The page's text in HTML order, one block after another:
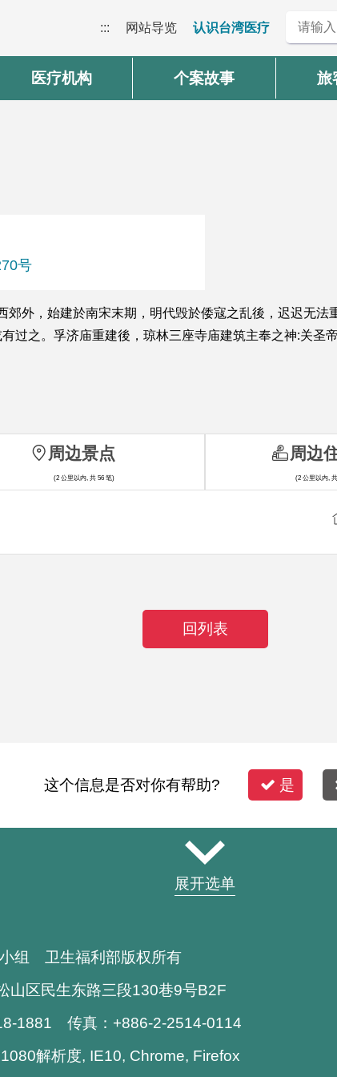
::: 网站导览 认识台湾医疗
医疗机构 个案故事 旅
号
郊外，始建於南宋末期，明代毁於倭寇之乱後，迟迟无
过之。孚济庙重建後，琼林三座寺庙建筑主奉之神:关圣
周边景点
(2 公里以内, 共 56 笔)
周边
(2 公里以内,
回列表
这个信息是否对你有帮助? 是
展开选单
组 卫生福利部版权所有
山区民生东路三段130巷9号B2F
1881 传真：+886-2-2514-0114
解析度, IE10, Chrome, Firefox